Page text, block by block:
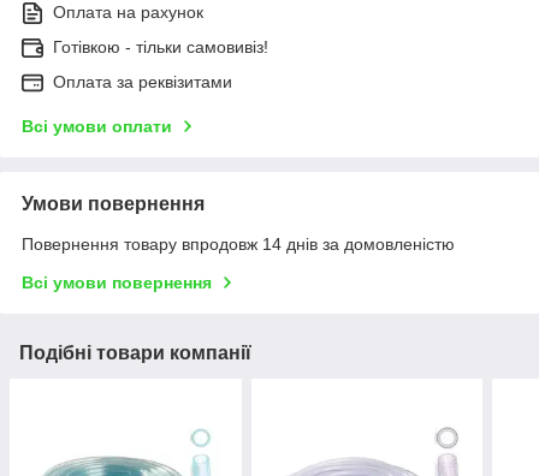
Оплата на рахунок
Готівкою - тільки самовивіз!
Оплата за реквізитами
Всі умови оплати
Умови повернення
Повернення товару впродовж 14 днів за домовленістю
Всі умови повернення
Подібні товари компанії